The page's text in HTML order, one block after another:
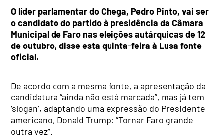
O líder parlamentar do Chega, Pedro Pinto, vai ser
o candidato do partido à presidência da Câmara
Municipal de Faro nas eleições autárquicas de 12
de outubro, disse esta quinta-feira à Lusa fonte
oficial.
De acordo com a mesma fonte, a apresentação da
candidatura “ainda não está marcada”, mas já tem
‘slogan’, adaptando uma expressão do Presidente
americano, Donald Trump: “Tornar Faro grande
outra vez”.